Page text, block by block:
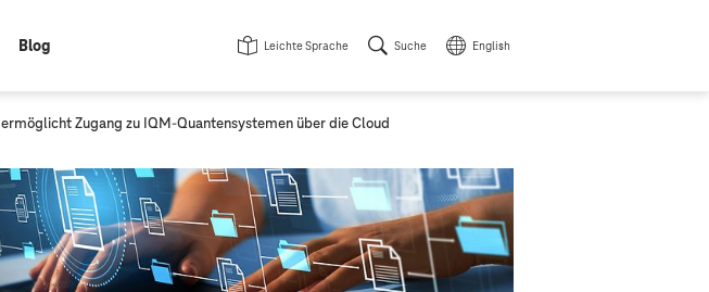
Blog Leichte Sprache Suche English
ermöglicht Zugang zu IQM-Quantensystemen über die Cloud